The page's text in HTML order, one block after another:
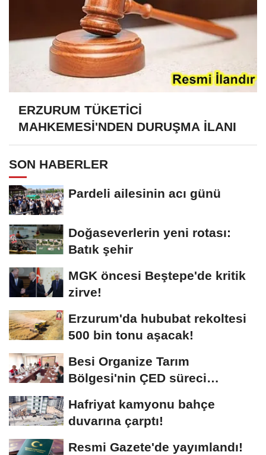
ERZURUM TÜKETİCİ
MAHKEMESİ'NDEN DURUŞMA İLANI
SON HABERLER
Pardeli ailesinin acı günü
Doğaseverlerin yeni rotası:
Batık şehir
MGK öncesi Beştepe'de kritik
zirve!
Erzurum'da hububat rekoltesi
500 bin tonu aşacak!
Besi Organize Tarım
Bölgesi'nin ÇED süreci
Hafriyat kamyonu bahçe
duvarına çarptı!
Resmi Gazete'de yayımlandı!